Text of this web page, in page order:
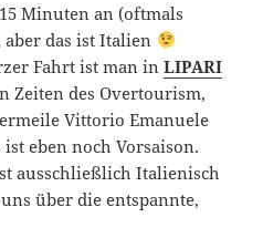
Minuten an (oftmals
das ist Italien
Fahrt ist man inLIPARI
Zeiten des Overtourism,
Vittorio Emanuele
eben noch Vorsaison.
ausschließlich Italienisch
über die entspannte,